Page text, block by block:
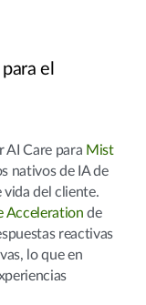
el
AI Care para Mist
nativos de IA de
vida del cliente.
Acceleration de
reactivas
lo que en